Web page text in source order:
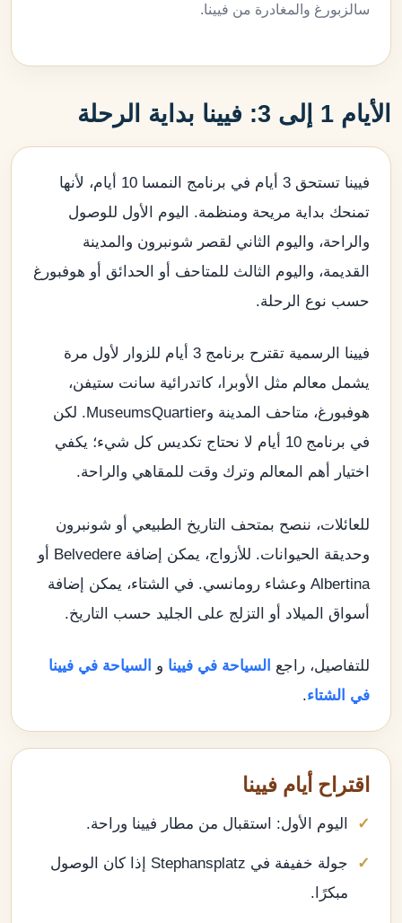
سالزبورغ والمغادرة من فيينا.
الأيام 1 إلى 3: فيينا بداية الرحلة
فيينا تستحق 3 أيام في برنامج النمسا 10 أيام، لأنها
تمنحك بداية مريحة ومنظمة. اليوم الأول للوصول
والراحة، واليوم الثاني لقصر شونبرون والمدينة
القديمة، واليوم الثالث للمتاحف أو الحدائق أو هوفبورغ
حسب نوع الرحلة.
فيينا الرسمية تقترح برنامج 3 أيام للزوار لأول مرة
يشمل معالم مثل الأوبرا، كاتدرائية سانت ستيفن،
هوفبورغ، متاحف المدينة وMuseumsQuartier. لكن
في برنامج 10 أيام لا نحتاج تكديس كل شيء؛ يكفي
اختيار أهم المعالم وترك وقت للمقاهي والراحة.
للعائلات، ننصح بمتحف التاريخ الطبيعي أو شونبرون
وحديقة الحيوانات. للأزواج، يمكن إضافة Belvedere أو
Albertina وعشاء رومانسي. في الشتاء، يمكن إضافة
أسواق الميلاد أو التزلج على الجليد حسب التاريخ.
للتفاصيل، راجع السياحة في فيينا و السياحة في فيينا
في الشتاء.
اقتراح أيام فيينا
اليوم الأول: استقبال من مطار فيينا وراحة.
جولة خفيفة في Stephansplatz إذا كان الوصول
مبكرًا.